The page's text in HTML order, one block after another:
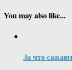
You may also like...
За что